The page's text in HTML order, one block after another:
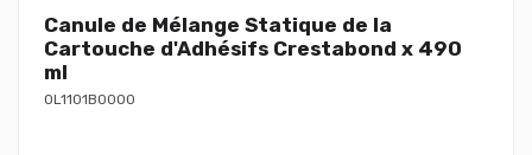
Canule de Mélange Statique de la
Cartouche d'Adhésifs Crestabond x 490
ml
OL1101B0000